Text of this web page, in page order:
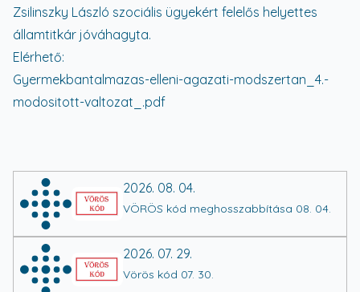
2026. 08. 04.
VÖRÖS kód meghosszabbítása 08. 04.
2026. 07. 29.
Vörös kód 07. 30.
Zsilinszky László szociális ügyekért felelős helyettes
államtitkár jóváhagyta.
Elérhető:
Gyermekbantalmazas-elleni-agazati-modszertan_4.-
modositott-valtozat_.pdf